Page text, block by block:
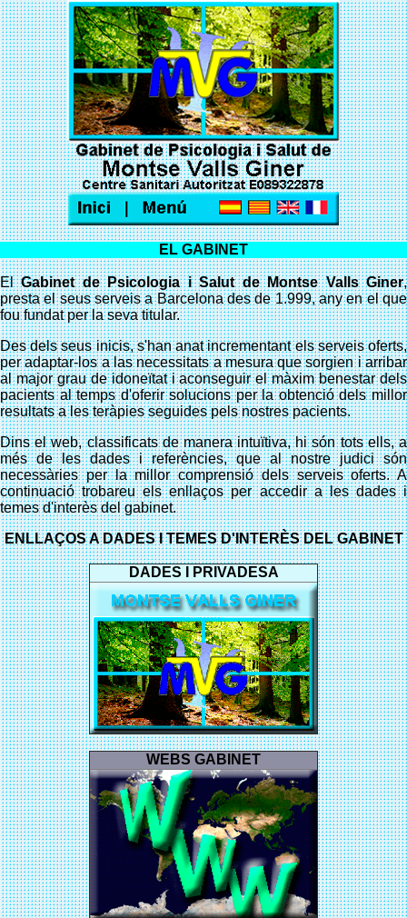
EL GABINET
ElGabinet de Psicologia i Salut de Montse Valls Giner,
presta el seus serveis a Barcelona des de 1.999, any en el que
fou fundat per la seva titular.
Des dels seus inicis, s'han anat incrementant els serveis oferts,
per adaptar-los a las necessitats a mesura que sorgien i arribar
al major grau de idoneïtat i aconseguir el màxim benestar dels
pacients al temps d'oferir solucions per la obtenció dels millor
resultats a les teràpies seguides pels nostres pacients.
Dins el web, classificats de manera intuïtiva, hi són tots ells, a
més de les dades i referències, que al nostre judici són
necessàries per la millor comprensió dels serveis oferts. A
continuació trobareu els enllaços per accedir a les dades i
temes d'interès del gabinet.
ENLLAÇOS A DADES I TEMES D'INTERÈS DEL GABINET
DADES I PRIVADESA
WEBS GABINET